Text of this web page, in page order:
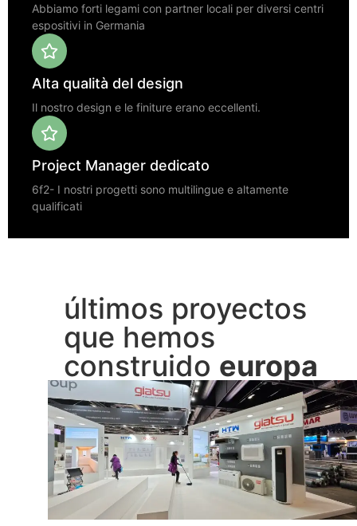
Abbiamo forti legami con partner locali per diversi centri
espositivi in Germania
Alta qualità del design
Il nostro design e le finiture erano eccellenti.
Project Manager dedicato
6f2- I nostri progetti sono multilingue e altamente
qualificati
últimos proyectos
que hemos
construido europa